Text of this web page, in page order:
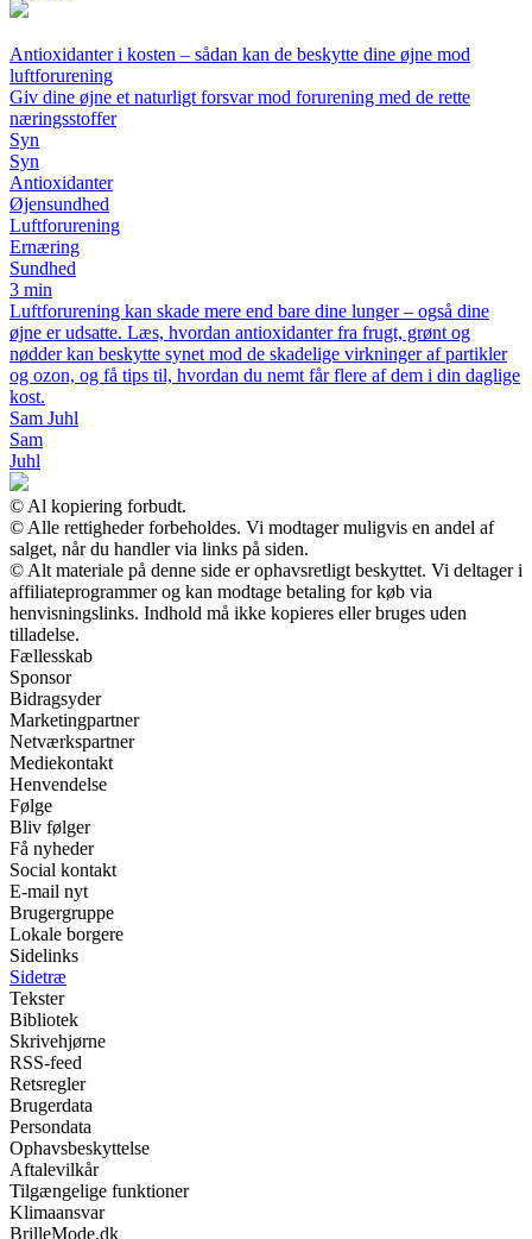
Antioxidanter i kosten – sådan kan de beskytte dine øjne mod
luftforurening
Giv dine øjne et naturligt forsvar mod forurening med de rette
næringsstoffer
Syn
Syn
Antioxidanter
Øjensundhed
Luftforurening
Ernæring
Sundhed
3 min
Luftforurening kan skade mere end bare dine lunger – også dine
øjne er udsatte. Læs, hvordan antioxidanter fra frugt, grønt og
nødder kan beskytte synet mod de skadelige virkninger af partikler
og ozon, og få tips til, hvordan du nemt får flere af dem i din daglige
kost.
Sam Juhl
Sam
Juhl
© Al kopiering forbudt.
© Alle rettigheder forbeholdes. Vi modtager muligvis en andel af
salget, når du handler via links på siden.
© Alt materiale på denne side er ophavsretligt beskyttet. Vi deltager i
affiliateprogrammer og kan modtage betaling for køb via
henvisningslinks. Indhold må ikke kopieres eller bruges uden
tilladelse.
Fællesskab
Sponsor
Bidragsyder
Marketingpartner
Netværkspartner
Mediekontakt
Henvendelse
Følge
Bliv følger
Få nyheder
Social kontakt
E-mail nyt
Brugergruppe
Lokale borgere
Sidelinks
Sidetræ
Tekster
Bibliotek
Skrivehjørne
RSS-feed
Retsregler
Brugerdata
Persondata
Ophavsbeskyttelse
Aftalevilkår
Tilgængelige funktioner
Klimaansvar
BrilleMode.dk